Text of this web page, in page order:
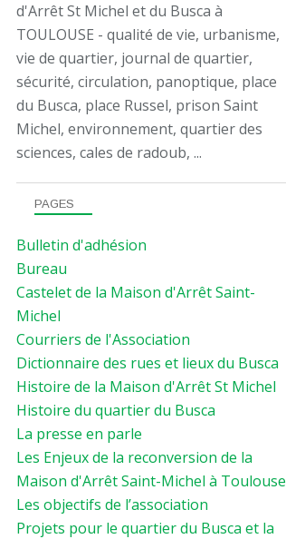
d'Arrêt St Michel et du Busca à
TOULOUSE - qualité de vie, urbanisme,
vie de quartier, journal de quartier,
sécurité, circulation, panoptique, place
du Busca, place Russel, prison Saint
Michel, environnement, quartier des
sciences, cales de radoub, ...
PAGES
Bulletin d'adhésion
Bureau
Castelet de la Maison d'Arrêt Saint-
Michel
Courriers de l'Association
Dictionnaire des rues et lieux du Busca
Histoire de la Maison d'Arrêt St Michel
Histoire du quartier du Busca
La presse en parle
Les Enjeux de la reconversion de la
Maison d'Arrêt Saint-Michel à Toulouse
Les objectifs de l’association
Projets pour le quartier du Busca et la